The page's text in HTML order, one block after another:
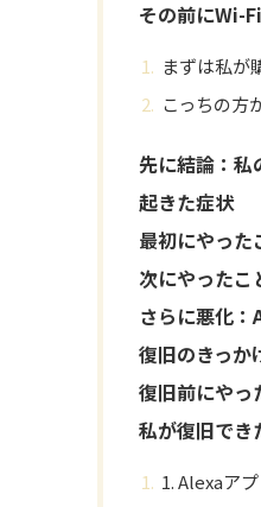
その前にWi-
まずは私が
こっちの方
先に結論：
起きた症状
最初にやっ
次にやったこ
さらに悪化
復旧のきっ
復旧前にやっ
私が復旧でき
1. Alexaア